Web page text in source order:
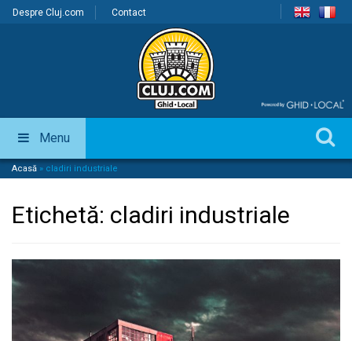
Despre Cluj.com Contact
Menu
Acasă » cladiri industriale
Etichetă: cladiri industriale